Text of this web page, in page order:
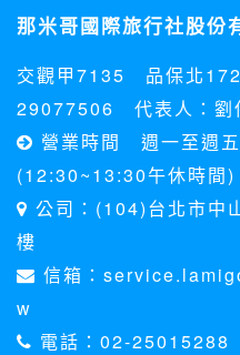
那米哥國際旅行社股份
交觀甲7135 品保北
29077506 代表人：劉
營業時間 週一至週
(12:30~13:30午休時間)
公司：(104)台北市中
樓
信箱：
w
電話：02-25015288